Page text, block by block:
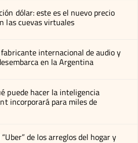
dólar: este es el nuevo precio
las cuevas virtuales
internacional de audio y
en la Argentina
puede hacer la inteligencia
incorporará para miles de
de los arreglos del hogar y